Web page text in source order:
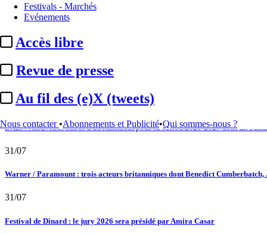
Festivals - Marchés
Evénements
Accès libre
Revue de presse
Au fil des (e)X (tweets)
Nous contacter •Abonnements et Publicité•Qui sommes-nous ?
02/08
Satellifacts : pause d'été
"L'Odyssée" : à Montpellier, le seul cinéma de France à ...
01/08
DAZN : nouvelles offres d’abonnement pour la saison 2026-2027 dont un
31/07
Warner / Paramount : trois acteurs britanniques dont Benedict Cumberbatch,
31/07
Festival de Dinard : le jury 2026 sera présidé par Amira Casar